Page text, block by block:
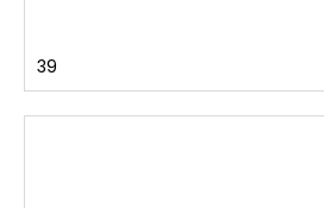
39